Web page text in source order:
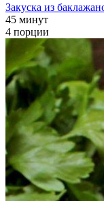
Закуска из
45 минут
4 порции